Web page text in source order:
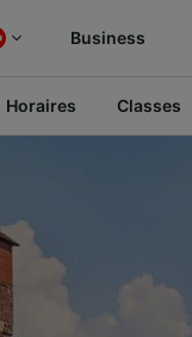
Business
Horaires Classes